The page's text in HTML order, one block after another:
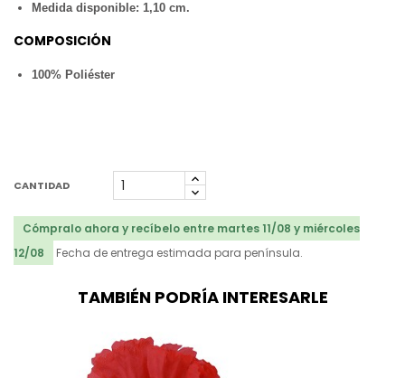
Medida disponible: 1,10 cm.
COMPOSICIÓN
100% Poliéster
CANTIDAD
Cómpralo ahora y recíbelo entre martes 11/08 y miércoles
12/08
Fecha de entrega estimada para península.
TAMBIÉN PODRÍA INTERESARLE